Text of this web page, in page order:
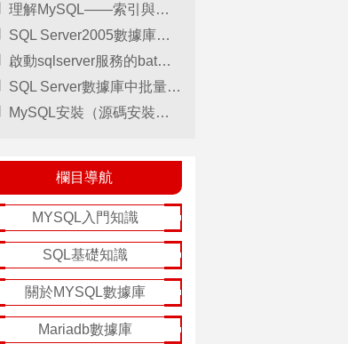
理解MySQL——索引與優化（轉）
SQL Server2005數據庫查詢中使用CTE
啟動sqlserver服務的bat腳本分享
SQL Server數據庫中批量導入數據
MySQL安裝（源碼安裝模式）
欄目導航
MYSQL入門知識
SQL基礎知識
關於MYSQL數據庫
Mariadb數據庫